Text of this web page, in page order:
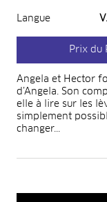
Langue
Prix du
Angela et Hector
d’Angela. Son
elle à lire sur les
simplement
changer...